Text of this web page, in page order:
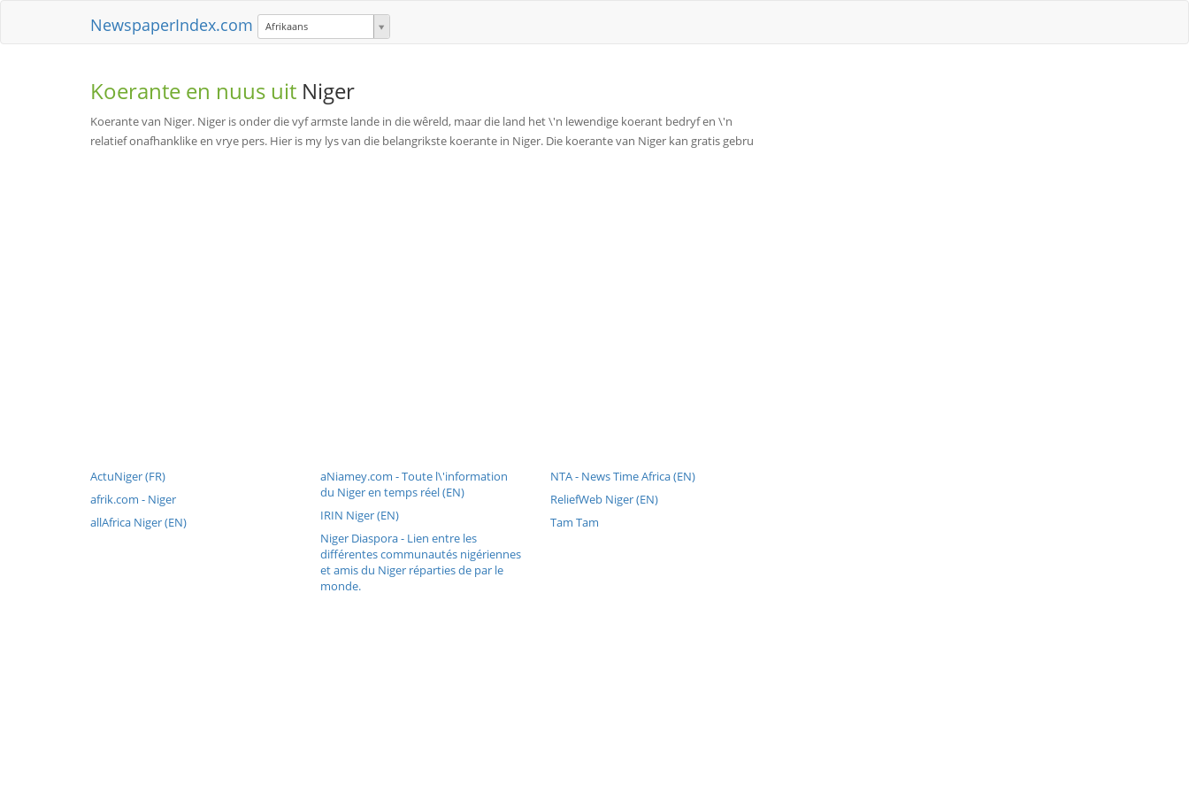
NewspaperIndex.com Afrikaans
Koerante en nuus uit Niger
Koerante van Niger. Niger is onder die vyf armste lande in die wêreld, maar die land het \'n lewendige koerant bedryf en \'n
relatief onafhanklike en vrye pers. Hier is my lys van die belangrikste koerante in Niger. Die koerante van Niger kan gratis gebru
ActuNiger (FR)
afrik.com - Niger
allAfrica Niger (EN)
aNiamey.com - Toute l\'information
du Niger en temps réel (EN)
IRIN Niger (EN)
Niger Diaspora - Lien entre les
différentes communautés nigériennes
et amis du Niger réparties de par le
monde.
NTA - News Time Africa (EN)
ReliefWeb Niger (EN)
Tam Tam